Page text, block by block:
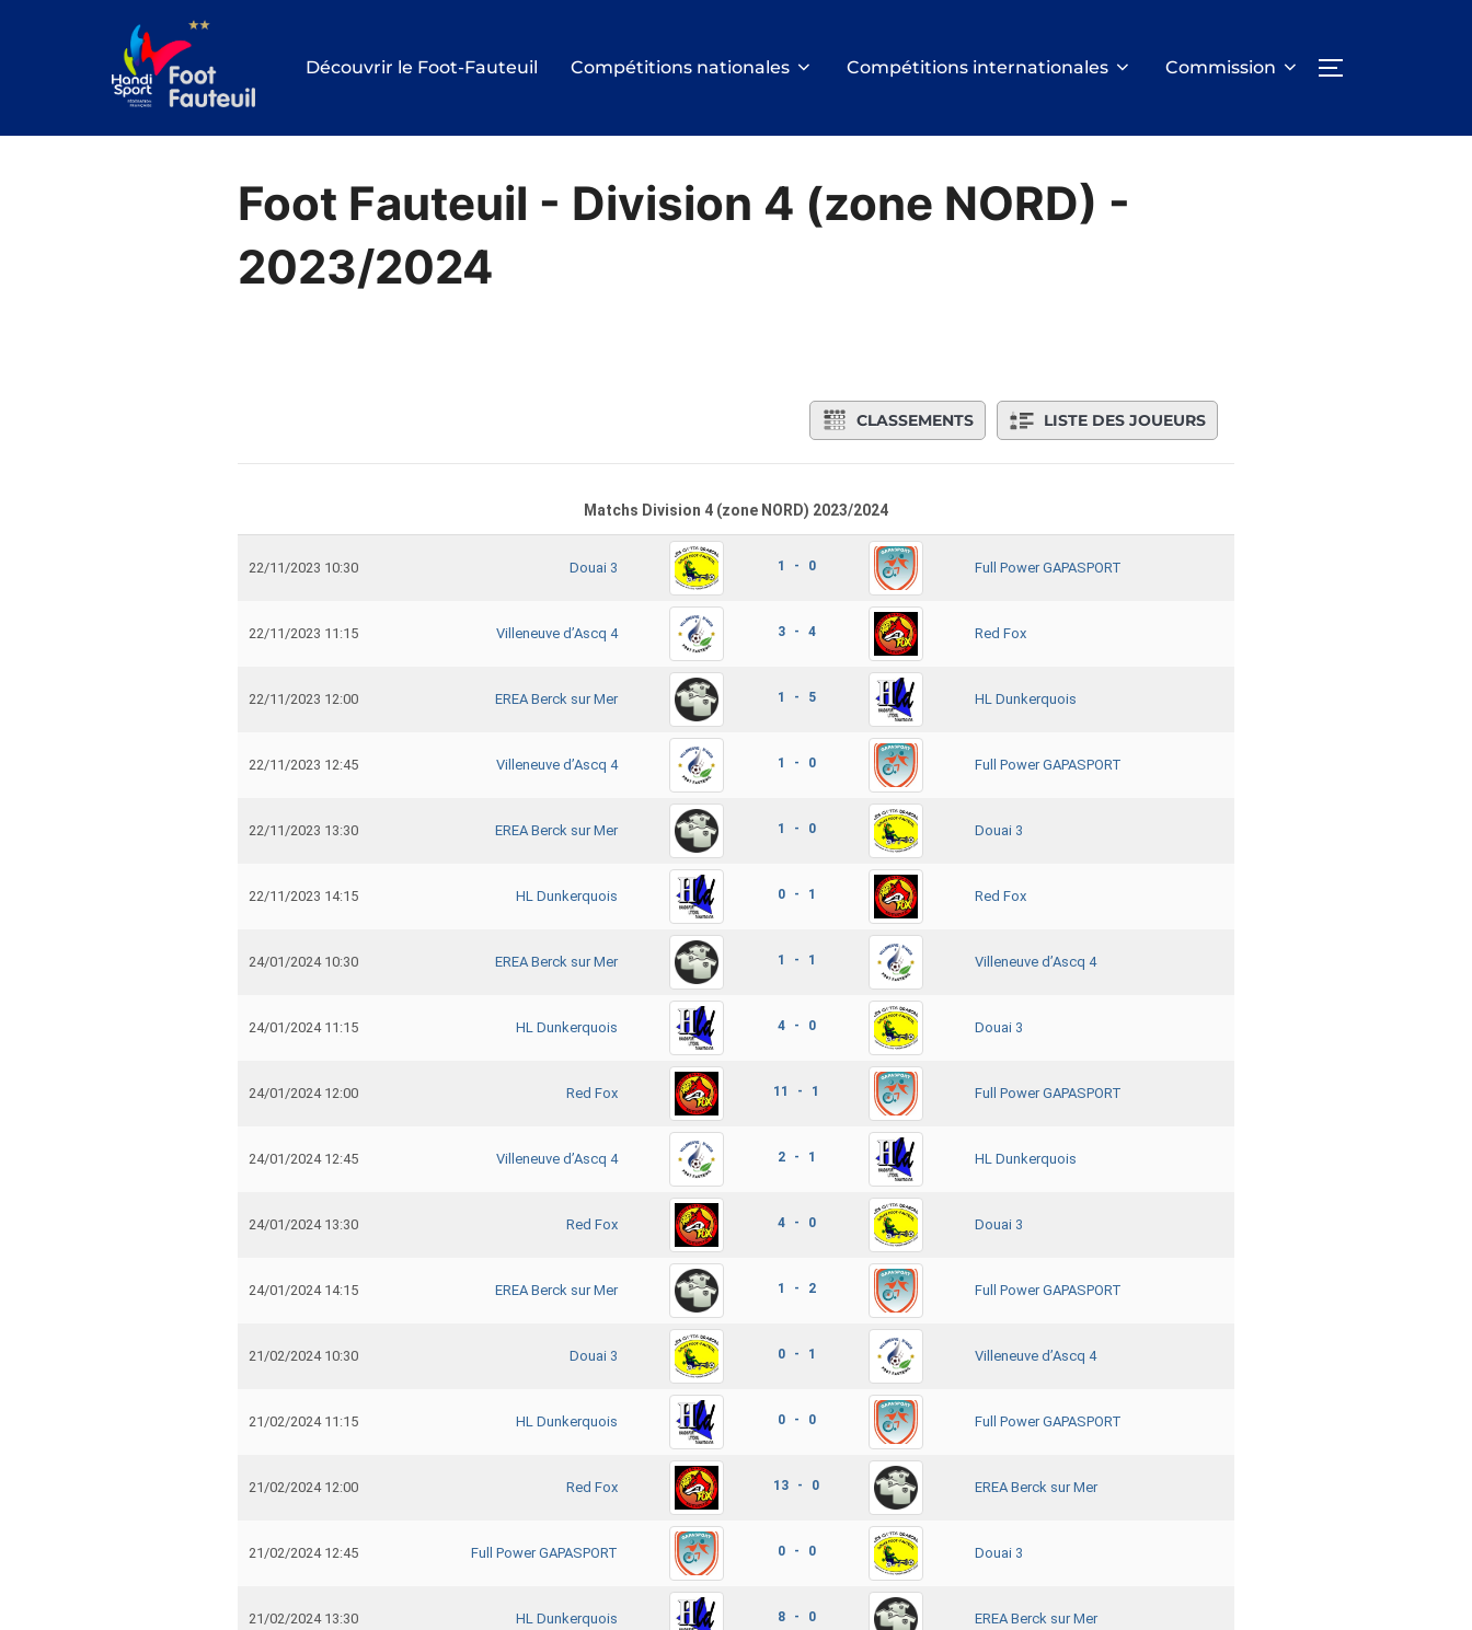
Découvrir le Foot-Fauteuil Compétitions nationales Compétitions internationales Commission PERMUTER
Foot Fauteuil - Division 4 (zone NORD) -
2023/2024
CLASSEMENTS LISTE DES JOUEURS
Matchs Division 4 (zone NORD) 2023/2024
22/11/2023 10:30 Douai 3 1 - 0 Full Power GAPASPORT
22/11/2023 11:15 Villeneuve d’Ascq 4 3 - 4 Red Fox
22/11/2023 12:00 EREA Berck sur Mer 1 - 5 HL Dunkerquois
22/11/2023 12:45 Villeneuve d’Ascq 4 1 - 0 Full Power GAPASPORT
22/11/2023 13:30 EREA Berck sur Mer 1 - 0 Douai 3
22/11/2023 14:15 HL Dunkerquois 0 - 1 Red Fox
24/01/2024 10:30 EREA Berck sur Mer 1 - 1 Villeneuve d’Ascq 4
24/01/2024 11:15 HL Dunkerquois 4 - 0 Douai 3
24/01/2024 12:00 Red Fox 11 - 1 Full Power GAPASPORT
24/01/2024 12:45 Villeneuve d’Ascq 4 2 - 1 HL Dunkerquois
24/01/2024 13:30 Red Fox 4 - 0 Douai 3
24/01/2024 14:15 EREA Berck sur Mer 1 - 2 Full Power GAPASPORT
21/02/2024 10:30 Douai 3 0 - 1 Villeneuve d’Ascq 4
21/02/2024 11:15 HL Dunkerquois 0 - 0 Full Power GAPASPORT
21/02/2024 12:00 Red Fox 13 - 0 EREA Berck sur Mer
21/02/2024 12:45 Full Power GAPASPORT 0 - 0 Douai 3
21/02/2024 13:30 HL Dunkerquois 8 - 0 EREA Berck sur Mer